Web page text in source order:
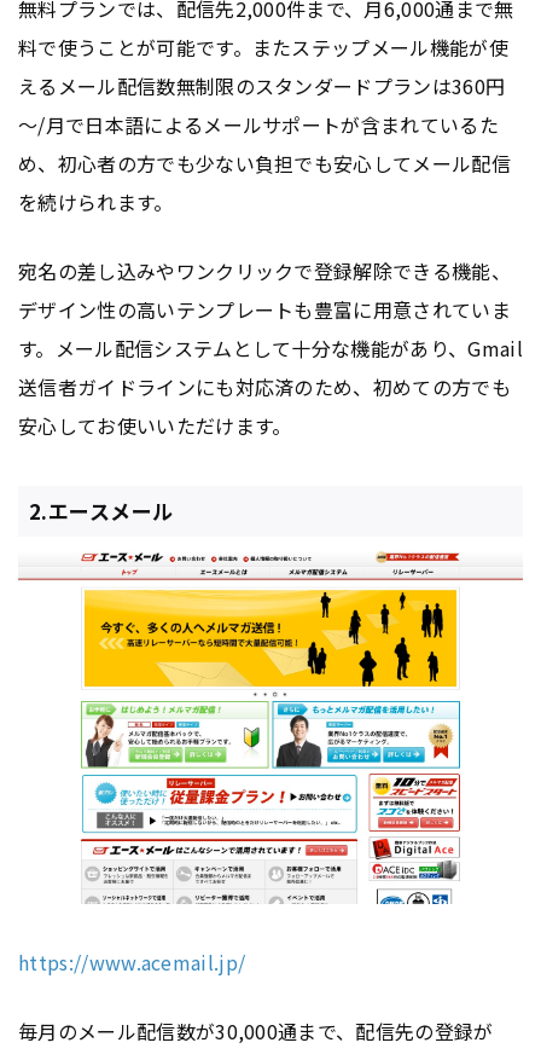
無料プランでは、配信先2,000件まで、月6,000通まで無
料で使うことが可能です。またステップメール機能が使
えるメール配信数無制限のスタンダードプランは360円
～/月で日本語によるメールサポートが含まれているた
め、初心者の方でも少ない負担でも安心してメール配信
を続けられます。
宛名の差し込みやワンクリックで登録解除できる機能、
デザイン性の高いテンプレートも豊富に用意されていま
す。メール配信システムとして十分な機能があり、Gmail
送信者ガイドラインにも対応済のため、初めての方でも
安心してお使いいただけます。
2.エースメール
https://www.acemail.jp/
毎月のメール配信数が30,000通まで、配信先の登録が